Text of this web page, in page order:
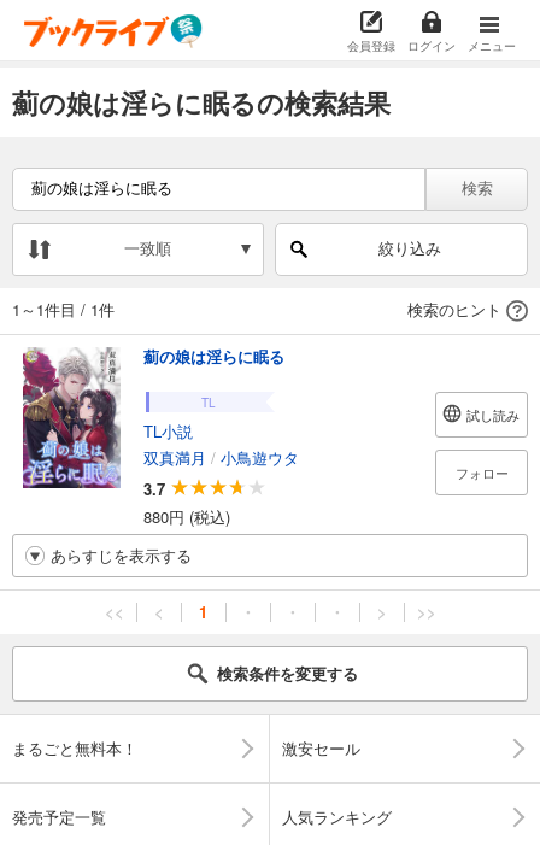
会員登録 ログイン メニュー
薊の娘は淫らに眠るの検索結果
検索
一致順 絞り込み
1～1件目 / 1件 検索のヒント
薊の娘は淫らに眠る
TL
TL小説
双真満月 / 小鳥遊ウタ
3.7
880円 (税込)
試し読み
フォロー
あらすじを表示する
<< < 1 ・ ・ ・ > >>
検索条件を変更する
まるごと無料本！ 激安セール
発売予定一覧 人気ランキング